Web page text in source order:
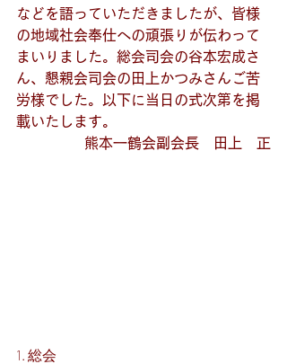
などを語っていただきましたが、皆様
の地域社会奉仕への頑張りが伝わって
まいりました。総会司会の谷本宏成さ
ん、懇親会司会の田上かつみさんご苦
労様でした。以下に当日の式次第を掲
載いたします。
熊本一鶴会副会長　田上　正
1. 総会